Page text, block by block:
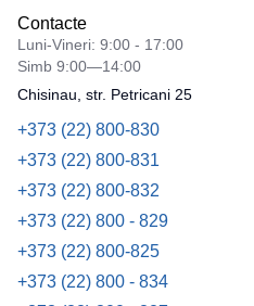
Contacte
Luni-Vineri: 9:00 - 17:00
Simb 9:00—14:00
Chisinau, str. Petricani 25
+373 (22) 800-830
+373 (22) 800-831
+373 (22) 800-832
+373 (22) 800 - 829
+373 (22) 800-825
+373 (22) 800 - 834